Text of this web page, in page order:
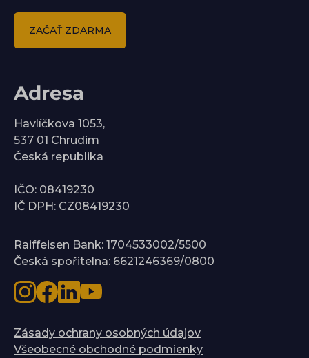
ZAČAŤ ZDARMA
Adresa
Havlíčkova 1053,
537 01 Chrudim
Česká republika
IČO: 08419230
IČ DPH: CZ08419230
Raiffeisen Bank: 1704533002/5500
Česká spořitelna: 6621246369/0800
Zásady ochrany osobných údajov
Všeobecné obchodné podmienky